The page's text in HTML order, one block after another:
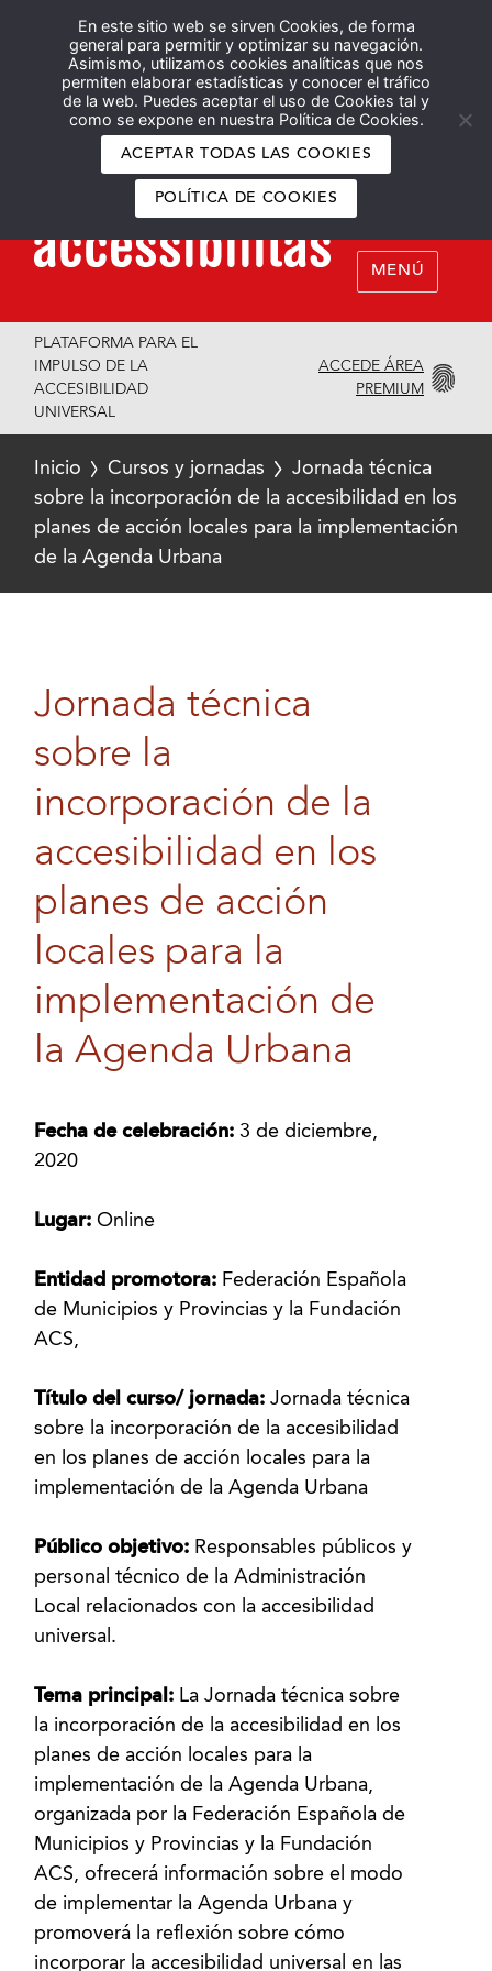
En este sitio web se sirven Cookies, de forma
general para permitir y optimizar su navegación.
Asimismo, utilizamos cookies analíticas que nos
permiten elaborar estadísticas y conocer el tráfico
de la web. Puedes aceptar el uso de Cookies tal y
como se expone en nuestra Política de Cookies.
ACEPTAR TODAS LAS COOKIES
POLÍTICA DE COOKIES
Español English
MENÚ
PLATAFORMA PARA EL
IMPULSO DE LA
ACCESIBILIDAD
UNIVERSAL
ACCEDE ÁREA
PREMIUM
Inicio Cursos y jornadas
Jornada técnica
sobre la incorporación de la accesibilidad en los
planes de acción locales para la implementación
de la Agenda Urbana
Jornada técnica
sobre la
incorporación de la
accesibilidad en los
planes de acción
locales para la
implementación de
la Agenda Urbana
Fecha de celebración:3 de diciembre,
2020
Lugar:Online
Entidad promotora: Federación Española
de Municipios y Provincias y la Fundación
ACS,
Título del curso/ jornada:Jornada técnica
sobre la incorporación de la accesibilidad
en los planes de acción locales para la
implementación de la Agenda Urbana
Público objetivo: Responsables públicos y
personal técnico de la Administración
Local relacionados con la accesibilidad
universal.
Tema principal: La Jornada técnica sobre
la incorporación de la accesibilidad en los
planes de acción locales para la
implementación de la Agenda Urbana,
organizada por la Federación Española de
Municipios y Provincias y la Fundación
ACS, ofrecerá información sobre el modo
de implementar la Agenda Urbana y
promoverá la reflexión sobre cómo
incorporar la accesibilidad universal en las